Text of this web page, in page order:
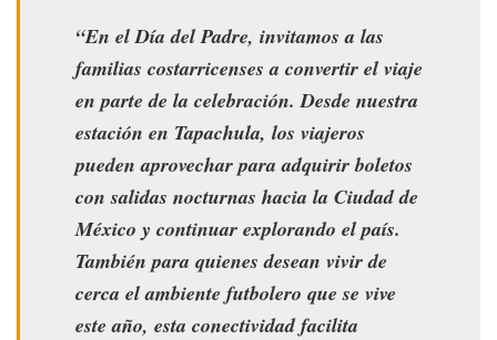
“En el Día del Padre, invitamos a las
familias costarricenses a convertir el viaje
en parte de la celebración. Desde nuestra
estación en Tapachula, los viajeros
pueden aprovechar para adquirir boletos
con salidas nocturnas hacia la Ciudad de
México y continuar explorando el país.
También para quienes desean vivir de
cerca el ambiente futbolero que se vive
este año, esta conectividad facilita